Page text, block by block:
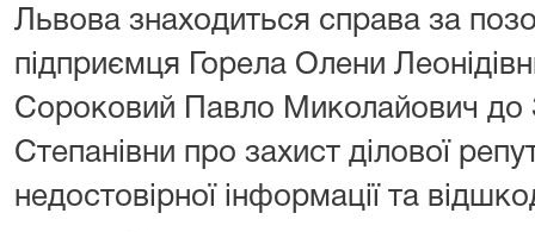
Львова знаходиться справа за
підприємця Горела Олени
Сороковий Павло Миколайович до
Степанівни про захист ділової
недостовірної інформації та